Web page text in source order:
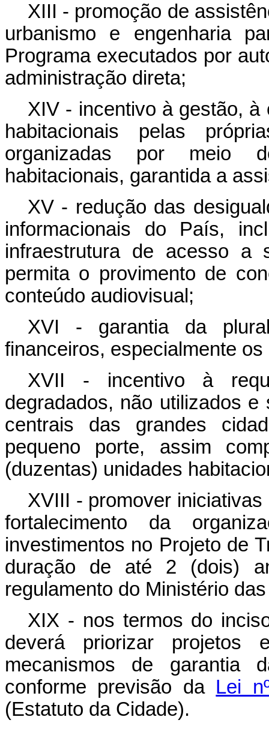
XIII - promoção de
urbanismo e engenharia
Programa executados por
administração direta;
XIV - incentivo à gestão,
habitacionais pelas
organizadas por meio
habitacionais, garantida a
XV - redução das
informacionais do País,
infraestrutura de acesso a
permita o provimento de
conteúdo audiovisual;
XVI - garantia da
financeiros, especialmente os
XVII - incentivo à
degradados, não utilizados
centrais das grandes
pequeno porte, assim
(duzentas) unidades
XVIII - promover
fortalecimento da
investimentos no Projeto de
duração de até 2 (dois)
regulamento do Ministério
XIX - nos termos do
deverá priorizar projetos
mecanismos de garantia
conforme previsão da Lei
(Estatuto da Cidade).